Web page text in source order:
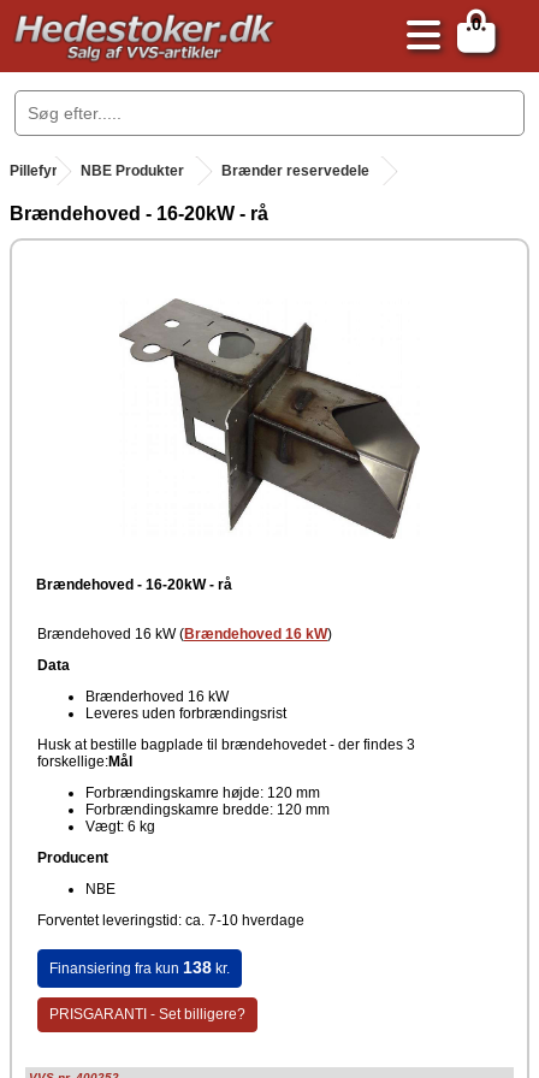
0
.
Pillefyr . NBE Produkter Brænder reservedele
Brændehoved - 16-20kW - rå
Brændehoved - 16-20kW - rå
Brændehoved 16 kW (Brændehoved 16 kW)
Data
Brænderhoved 16 kW
Leveres uden forbrændingsrist
Husk at bestille bagplade til brændehovedet - der findes 3
forskellige:Mål
Forbrændingskamre højde: 120 mm
Forbrændingskamre bredde: 120 mm
Vægt: 6 kg
Producent
NBE
Forventet leveringstid: ca. 7-10 hverdage
Finansiering fra kun 138kr.
PRISGARANTI - Set billigere?